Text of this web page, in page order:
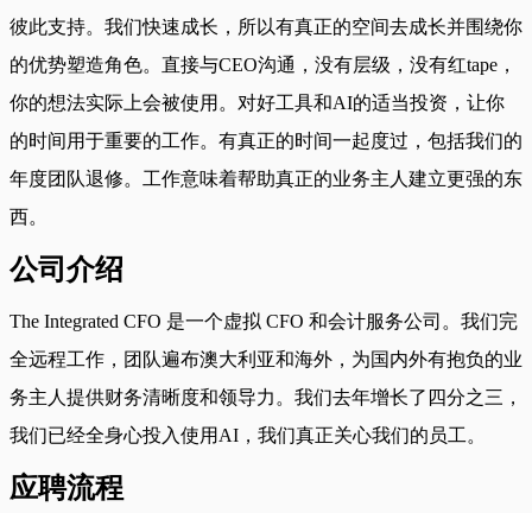
彼此支持。我们快速成长，所以有真正的空间去成长并围绕你
的优势塑造角色。直接与CEO沟通，没有层级，没有红tape，
你的想法实际上会被使用。对好工具和AI的适当投资，让你
的时间用于重要的工作。有真正的时间一起度过，包括我们的
年度团队退修。工作意味着帮助真正的业务主人建立更强的东
西。
公司介绍
The Integrated CFO 是一个虚拟 CFO 和会计服务公司。我们完
全远程工作，团队遍布澳大利亚和海外，为国内外有抱负的业
务主人提供财务清晰度和领导力。我们去年增长了四分之三，
我们已经全身心投入使用AI，我们真正关心我们的员工。
应聘流程